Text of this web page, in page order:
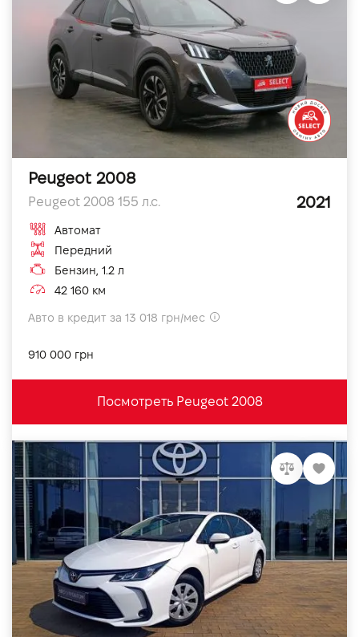
Peugeot 2008
Peugeot 2008 155 л.с. 2021
Автомат
Передний
Бензин, 1.2 л
42 160 км
Авто в кредит за 13 018 грн/мес
910 000 грн
Посмотреть Peugeot 2008